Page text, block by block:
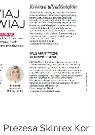
Skinrex Korea